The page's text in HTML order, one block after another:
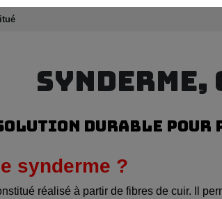
SYNDERME,
DURABLE
synderme ?
réalisé à partir de fibres de cuir. Il